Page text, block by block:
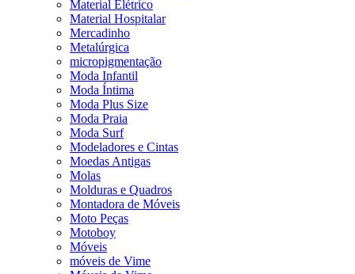
Material Elétrico
Material Hospitalar
Mercadinho
Metalúrgica
micropigmentação
Moda Infantil
Moda Íntima
Moda Plus Size
Moda Praia
Moda Surf
Modeladores e Cintas
Moedas Antigas
Molas
Molduras e Quadros
Montadora de Móveis
Moto Peças
Motoboy
Móveis
móveis de Vime